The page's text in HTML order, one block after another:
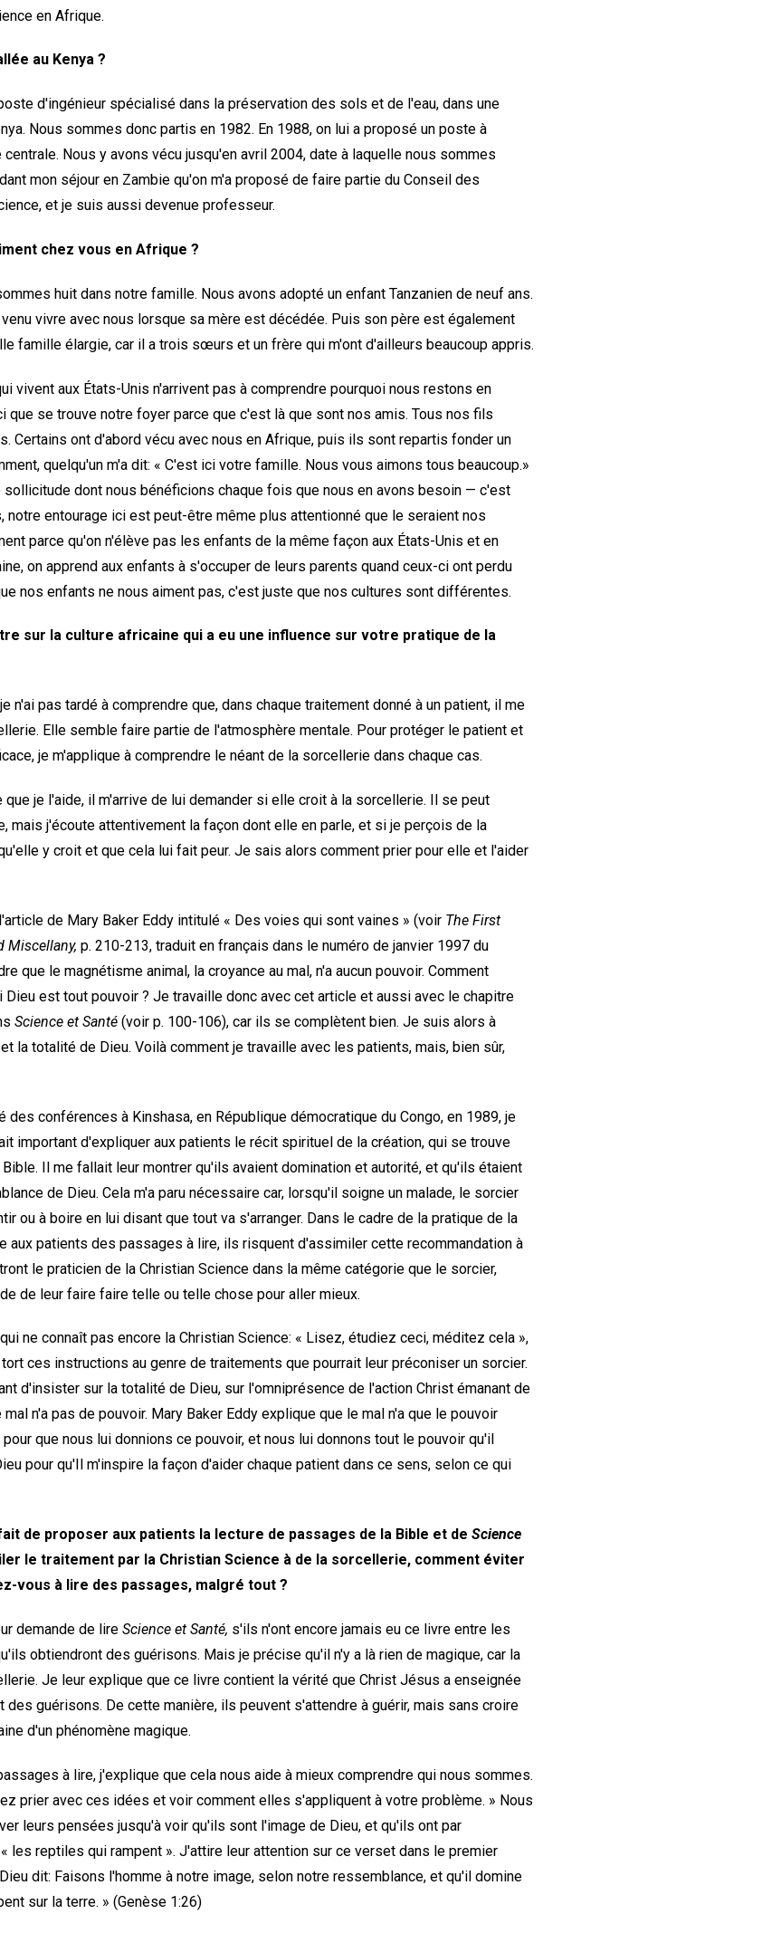
en Afrique.
au Kenya ?
d'ingénieur spécialisé dans la préservation des sols et de l'eau, dans une
Nous sommes donc partis en 1982. En 1988, on lui a proposé un poste à
centrale. Nous y avons vécu jusqu'en avril 2004, date à laquelle nous sommes
mon séjour en Zambie qu'on m'a proposé de faire partie du Conseil des
et je suis aussi devenue professeur.
chez vous en Afrique ?
huit dans notre famille. Nous avons adopté un enfant Tanzanien de neuf ans.
vivre avec nous lorsque sa mère est décédée. Puis son père est également
famille élargie, car il a trois sœurs et un frère qui m'ont d'ailleurs beaucoup appris.
vivent aux États-Unis n'arrivent pas à comprendre pourquoi nous restons en
que se trouve notre foyer parce que c'est là que sont nos amis. Tous nos fils
Certains ont d'abord vécu avec nous en Afrique, puis ils sont repartis fonder un
quelqu'un m'a dit: « C'est ici votre famille. Nous vous aimons tous beaucoup.»
sollicitude dont nous bénéficions chaque fois que nous en avons besoin — c'est
notre entourage ici est peut-être même plus attentionné que le seraient nos
parce qu'on n'élève pas les enfants de la même façon aux États-Unis et en
on apprend aux enfants à s'occuper de leurs parents quand ceux-ci ont perdu
nos enfants ne nous aiment pas, c'est juste que nos cultures sont différentes.
sur la culture africaine qui a eu une influence sur votre pratique de la
n'ai pas tardé à comprendre que, dans chaque traitement donné à un patient, il me
Elle semble faire partie de l'atmosphère mentale. Pour protéger le patient et
je m'applique à comprendre le néant de la sorcellerie dans chaque cas.
que je l'aide, il m'arrive de lui demander si elle croit à la sorcellerie. Il se peut
mais j'écoute attentivement la façon dont elle en parle, et si je perçois de la
y croit et que cela lui fait peur. Je sais alors comment prier pour elle et l'aider
de Mary Baker Eddy intitulé « Des voies qui sont vaines » (voir The First
Miscellany, p. 210-213, traduit en français dans le numéro de janvier 1997 du
que le magnétisme animal, la croyance au mal, n'a aucun pouvoir. Comment
est tout pouvoir ? Je travaille donc avec cet article et aussi avec le chapitre
Science et Santé (voir p. 100-106), car ils se complètent bien. Je suis alors à
la totalité de Dieu. Voilà comment je travaille avec les patients, mais, bien sûr,
des conférences à Kinshasa, en République démocratique du Congo, en 1989, je
important d'expliquer aux patients le récit spirituel de la création, qui se trouve
Il me fallait leur montrer qu'ils avaient domination et autorité, et qu'ils étaient
de Dieu. Cela m'a paru nécessaire car, lorsqu'il soigne un malade, le sorcier
ou à boire en lui disant que tout va s'arranger. Dans le cadre de la pratique de la
aux patients des passages à lire, ils risquent d'assimiler cette recommandation à
le praticien de la Christian Science dans la même catégorie que le sorcier,
de leur faire faire telle ou telle chose pour aller mieux.
ne connaît pas encore la Christian Science: « Lisez, étudiez ceci, méditez cela »,
ces instructions au genre de traitements que pourrait leur préconiser un sorcier.
d'insister sur la totalité de Dieu, sur l'omniprésence de l'action Christ émanant de
mal n'a pas de pouvoir. Mary Baker Eddy explique que le mal n'a que le pouvoir
que nous lui donnions ce pouvoir, et nous lui donnons tout le pouvoir qu'il
pour qu'Il m'inspire la façon d'aider chaque patient dans ce sens, selon ce qui
de proposer aux patients la lecture de passages de la Bible et de Science
le traitement par la Christian Science à de la sorcellerie, comment éviter
vous à lire des passages, malgré tout ?
demande de lire Science et Santé, s'ils n'ont encore jamais eu ce livre entre les
obtiendront des guérisons. Mais je précise qu'il n'y a là rien de magique, car la
Je leur explique que ce livre contient la vérité que Christ Jésus a enseignée
guérisons. De cette manière, ils peuvent s'attendre à guérir, mais sans croire
d'un phénomène magique.
à lire, j'explique que cela nous aide à mieux comprendre qui nous sommes.
prier avec ces idées et voir comment elles s'appliquent à votre problème. » Nous
leurs pensées jusqu'à voir qu'ils sont l'image de Dieu, et qu'ils ont par
les reptiles qui rampent ». J'attire leur attention sur ce verset dans le premier
dit: Faisons l'homme à notre image, selon notre ressemblance, et qu'il domine
sur la terre. » (Genèse 1:26)